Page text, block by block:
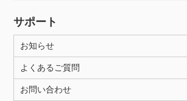
サポート
お知らせ
よくあるご質問
お問い合わせ